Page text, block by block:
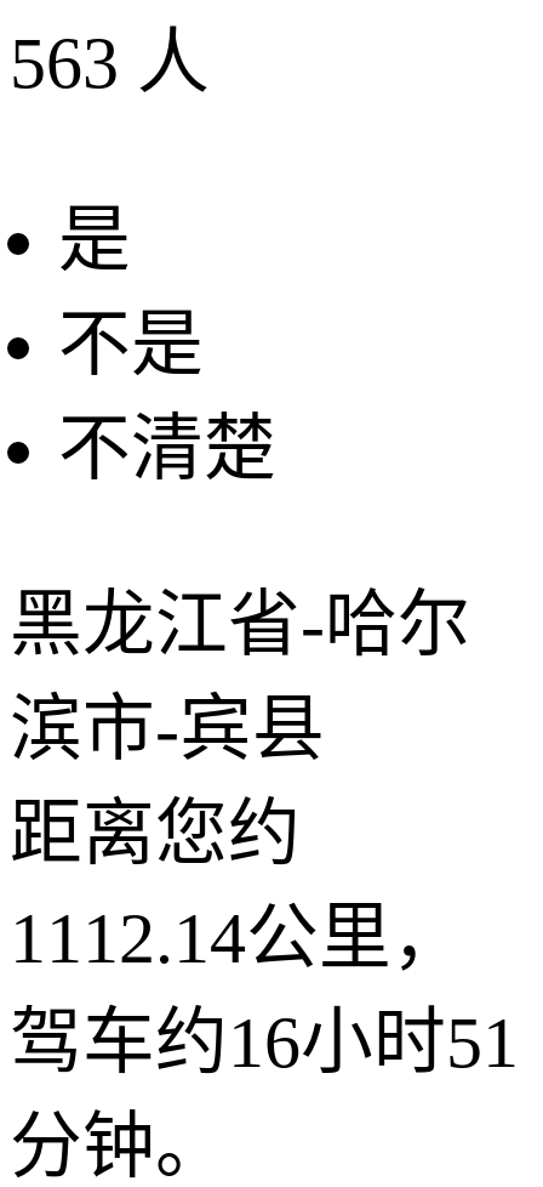
563 人
是
不是
不清楚
黑龙江省-哈尔
滨市-宾县
距离您约
1112.14公里，
驾车约16小时51
分钟。